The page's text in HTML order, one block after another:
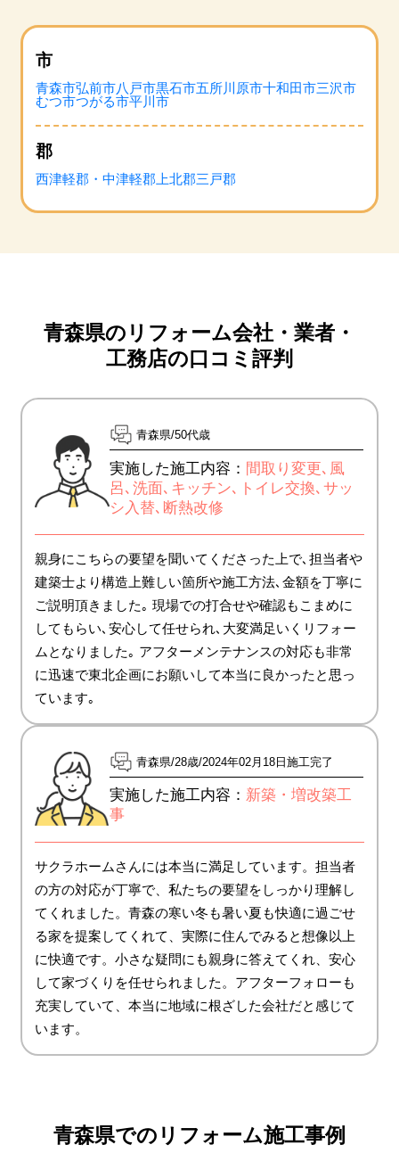
市
青森市弘前市八戸市黒石市五所川原市十和田市三沢市
むつ市つがる市平川市
郡
西津軽郡・中津軽郡 上北郡三戸郡
青森県のリフォーム会社・業者・
工務店の口コミ評判
青森県 50代歳
実施した施工内容： 間取り変更､風
呂､洗面､キッチン､トイレ交換､サッ
シ入替､断熱改修
親身にこちらの要望を聞いてくださった上で､担当者や
建築士より構造上難しい箇所や施工方法､金額を丁寧に
ご説明頂きました｡ 現場での打合せや確認もこまめに
してもらい､安心して任せられ､大変満足いくリフォー
ムとなりました｡ アフターメンテナンスの対応も非常
に迅速で東北企画にお願いして本当に良かったと思っ
ています｡
青森県 28歳 2024年02月18日施工完了
実施した施工内容： 新築・増改築工
事
サクラホームさんには本当に満足しています。担当者
の方の対応が丁寧で、私たちの要望をしっかり理解し
てくれました。青森の寒い冬も暑い夏も快適に過ごせ
る家を提案してくれて、実際に住んでみると想像以上
に快適です。小さな疑問にも親身に答えてくれ、安心
して家づくりを任せられました。アフターフォローも
充実していて、本当に地域に根ざした会社だと感じて
います。
青森県でのリフォーム施工事例